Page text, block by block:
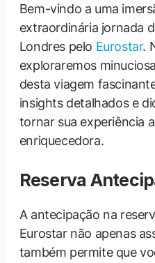
Bem-vindo a uma
extraordinária jornada
Londres pelo Eurostar.
exploraremos
desta viagem
insights detalhados e
tornar sua experiência
enriquecedora.
Reserva
A antecipação na
Eurostar não apenas
também permite que